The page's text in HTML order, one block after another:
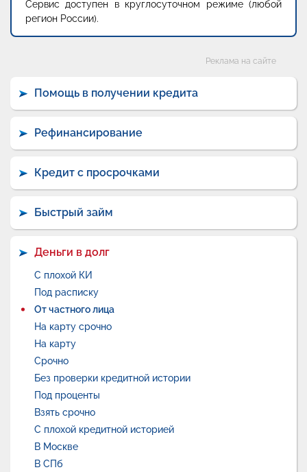
Сервис доступен в круглосуточном режиме (любой
регион России).
Реклама на сайте
Помощь в получении кредита
Рефинансирование
Кредит с просрочками
Быстрый займ
Деньги в долг
С плохой КИ
Под расписку
От частного лица
На карту срочно
На карту
Срочно
Без проверки кредитной истории
Под проценты
Взять срочно
С плохой кредитной историей
В Москве
В СПб